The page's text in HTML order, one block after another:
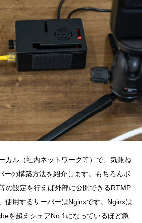
カル（社内ネットワーク等）で、気兼ね
ーの構築方法を紹介します。もちろんポ
の設定を行えば外部に公開できるRTMP
使用するサーバーはNginxです。Nginxは
を超えシェアNo.1になっているほど急